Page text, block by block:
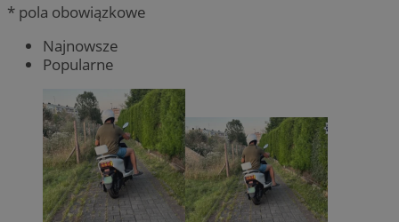
* pola obowiązkowe
Najnowsze
Popularne